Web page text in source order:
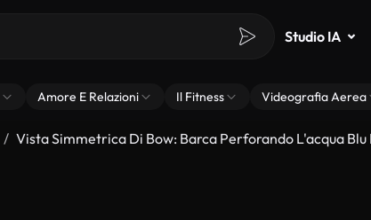
Studio IA
Amore E Relazioni Il Fitness Videografia Aerea
Vista Simmetrica Di Bow: Barca Perforando L'acqua